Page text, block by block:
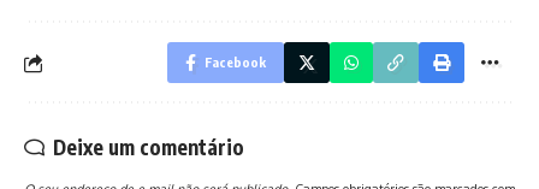
Facebook
Deixe um comentário